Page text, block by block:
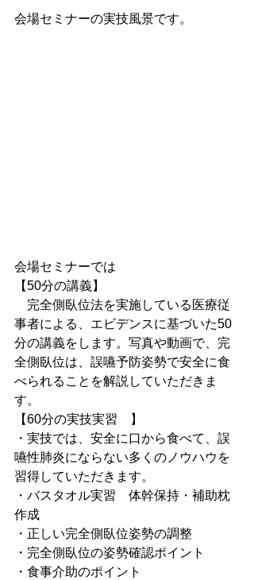
会場セミナーの実技風景です。
会場セミナーでは
【50分の講義】
完全側臥位法を実施している医療従
事者による、エビデンスに基づいた50
分の講義をします。写真や動画で、完
全側臥位は、誤嚥予防姿勢で安全に食
べられることを解説していただきま
す。
【60分の実技実習　】
・実技では、安全に口から食べて、誤
嚥性肺炎にならない多くのノウハウを
習得していただきます。
・バスタオル実習　体幹保持・補助枕
作成
・正しい完全側臥位姿勢の調整
・完全側臥位の姿勢確認ポイント
・食事介助のポイント